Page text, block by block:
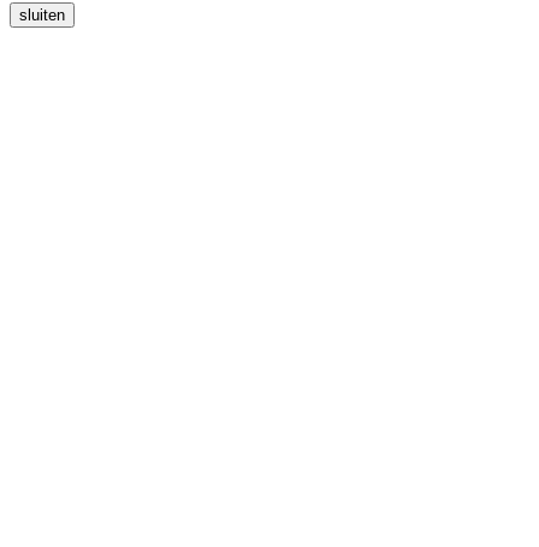
sluiten